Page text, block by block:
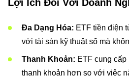
Lợi Ích Đối Với Doanh
Đa Dạng Hóa: ETF tiền điện
với tài sản kỹ thuật số mà
Thanh Khoản: ETF cung
thanh khoản hơn so với việc